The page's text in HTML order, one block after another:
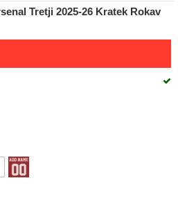
Tretji 2025-26 Kratek Rokav